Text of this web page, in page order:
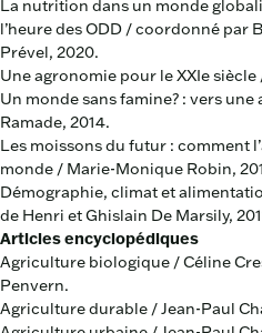
La nutrition dans un monde
l’heure des ODD / coordonné par
Prével, 2020.
Une agronomie pour le XXIe
Un monde sans famine? : vers
Ramade, 2014.
Les moissons du futur : comment
monde / Marie-Monique Robin,
Démographie, climat et
de Henri et Ghislain De Marsily,
Articles encyclopédiques
Agriculture biologique / Céline
Penvern.
Agriculture durable / Jean-Paul